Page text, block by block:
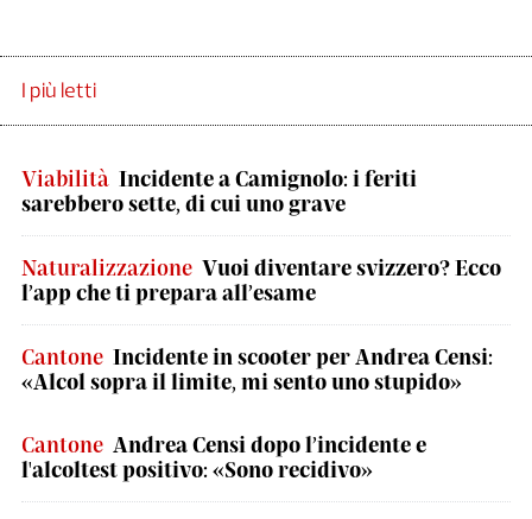
I più letti
Viabilità Incidente a Camignolo: i feriti
sarebbero sette, di cui uno grave
Naturalizzazione Vuoi diventare svizzero? Ecco
l’app che ti prepara all’esame
Cantone Incidente in scooter per Andrea Censi:
«Alcol sopra il limite, mi sento uno stupido»
Cantone Andrea Censi dopo l’incidente e
l'alcoltest positivo: «Sono recidivo»